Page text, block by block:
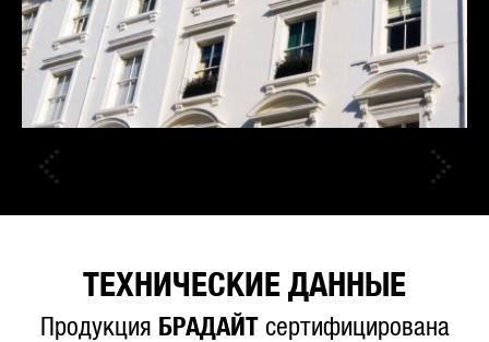
ТЕХНИЧЕСКИЕ ДАННЫЕ
Продукция БРАДАЙТсертифицирована